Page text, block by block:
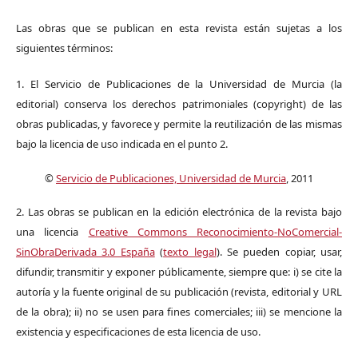
Las obras que se publican en esta revista están sujetas a los
siguientes términos:
1. El Servicio de Publicaciones de la Universidad de Murcia (la
editorial) conserva los derechos patrimoniales (copyright) de las
obras publicadas, y favorece y permite la reutilización de las mismas
bajo la licencia de uso indicada en el punto 2.
©Servicio de Publicaciones, Universidad de Murcia, 2011
2. Las obras se publican en la edición electrónica de la revista bajo
una licencia Creative Commons Reconocimiento-NoComercial-
SinObraDerivada 3.0 España(texto legal). Se pueden copiar, usar,
difundir, transmitir y exponer públicamente, siempre que: i) se cite la
autoría y la fuente original de su publicación (revista, editorial y URL
de la obra); ii) no se usen para fines comerciales; iii) se mencione la
existencia y especificaciones de esta licencia de uso.